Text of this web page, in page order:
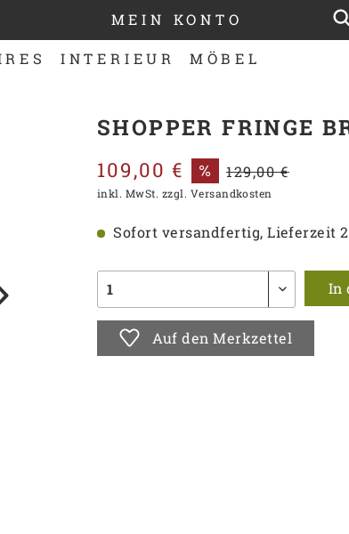
MEIN KONTO
INTERIEUR MÖBEL
SHOPPER FRINGE
109,00 € 129,00 €
inkl. MwSt. zzgl. Versandkosten
Sofort versandfertig, Lieferzeit
In
Auf den Merkzettel